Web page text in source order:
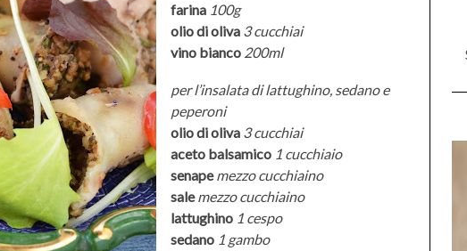
farina 100g
olio di oliva 3 cucchiai
vino bianco 200ml
per l’insalata di lattughino, sedano e
peperoni
olio di oliva 3 cucchiai
aceto balsamico 1 cucchiaio
senape mezzo cucchiaino
sale mezzo cucchiaino
lattughino 1 cespo
sedano 1 gambo